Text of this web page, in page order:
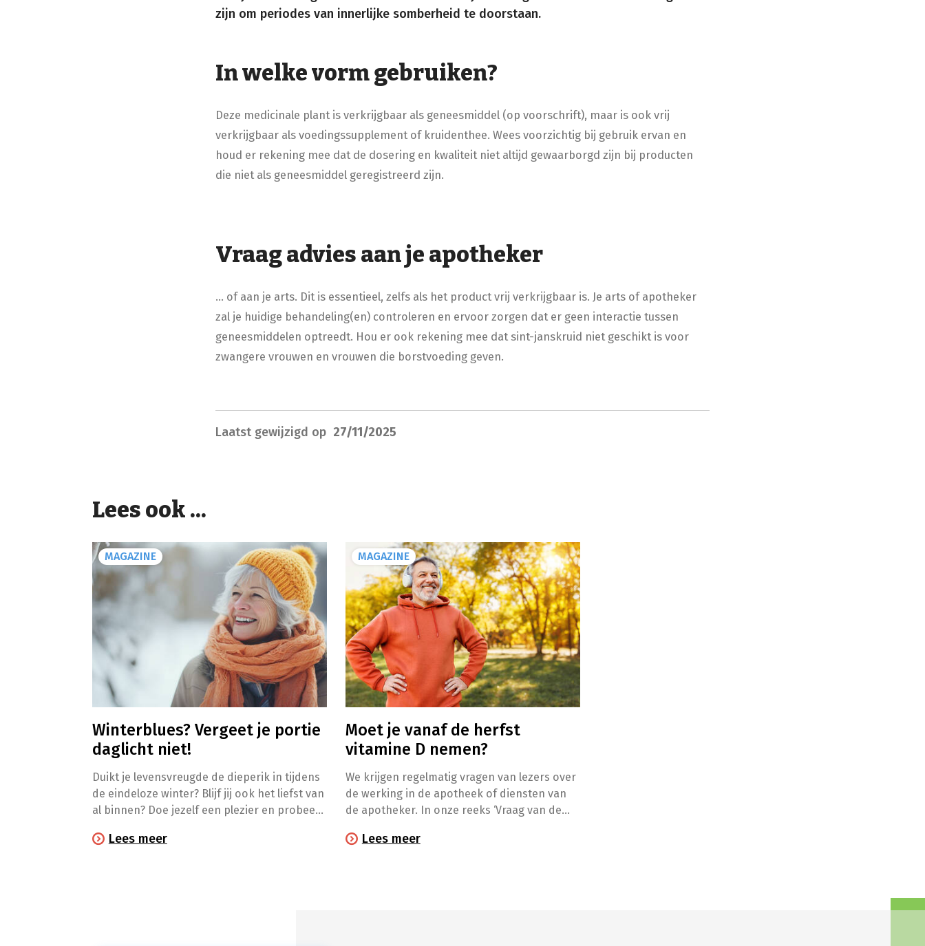
zijn om periodes van innerlijke somberheid te doorstaan.
In welke vorm gebruiken?
Deze medicinale plant is verkrijgbaar als geneesmiddel (op voorschrift), maar is ook vrij
verkrijgbaar als voedingssupplement of kruidenthee. Wees voorzichtig bij gebruik ervan en
houd er rekening mee dat de dosering en kwaliteit niet altijd gewaarborgd zijn bij producten
die niet als geneesmiddel geregistreerd zijn.
Vraag advies aan je apotheker
… of aan je arts. Dit is essentieel, zelfs als het product vrij verkrijgbaar is. Je arts of apotheker
zal je huidige behandeling(en) controleren en ervoor zorgen dat er geen interactie tussen
geneesmiddelen optreedt. Hou er ook rekening mee dat sint-janskruid niet geschikt is voor
zwangere vrouwen en vrouwen die borstvoeding geven.
Laatst gewijzigd op 27/11/2025
Lees ook ...
MAGAZINE
Winterblues? Vergeet je portie
daglicht niet!
Duikt je levensvreugde de dieperik in tijdens
de eindeloze winter? Blijf jij ook het liefst van
al binnen? Doe jezelf een plezier en probeer
halen. Het is essentieel voor je welzijn!
Lees meer
MAGAZINE
Moet je vanaf de herfst
vitamine D nemen?
We krijgen regelmatig vragen van lezers over
de werking in de apotheek of diensten van
de apotheker. In onze reeks ‘Vraag van de
plezier!
Lees meer